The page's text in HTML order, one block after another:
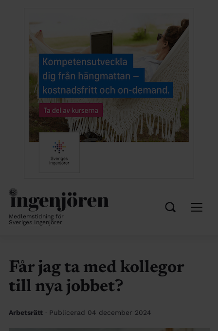
Medlemstidning för
Sveriges Ingenjörer
Får jag ta med kollegor
till nya jobbet?
Arbetsrätt · Publicerad 04 december 2024